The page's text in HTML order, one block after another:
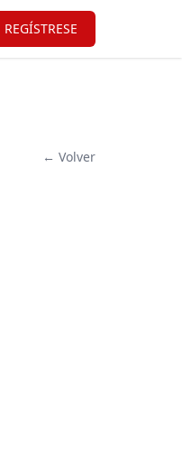
REGÍSTRESE
← Volver